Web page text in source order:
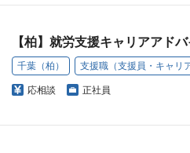
【柏】就労支援キャリアアド
千葉（柏） 支援職（支援員・キャリ
応相談 正社員